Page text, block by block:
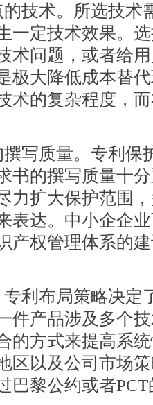
技术。所选技术
一定技术效果。
术问题，或者给
极大降低成本替
术的复杂程度，
写质量。专利保
书的撰写质量十
力扩大保护范围
表达。中小企企
产权管理体系的
利布局策略决定
件产品涉及多个
的方式来提高系
区以及公司市场
巴黎公约或者